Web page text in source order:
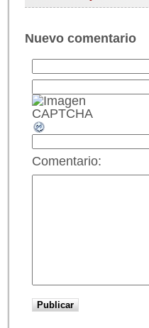
Nuevo comentario
Comentario: